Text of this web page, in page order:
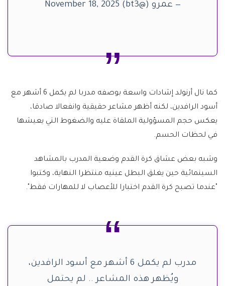
— عمرو (@bt3) November 18, 2025
كما نال أرنولد إشادات واسعة بوصفه مدربا لم يكمل 6 أشهر مع
أسود الرافدين، لكنه أظهر مشاعر حقيقية وانفعالا صادقا،
يعكس حجم المسؤولية الملقاة عليه والضغوط التي يعيشها
في لحظات الحسم.
وشبه بعض عشاق كرة القدم وضعية المدرب بالمشاهد
السينمائية حين يغلق البطل عينيه منتظرا النهاية، وكتبوا
"عندما تصبح كرة القدم اختبارا للأعصاب لا للمهارات فقط".
مدرب لم يكمل 6 أشهر مع أسود الرافدين،
ويُظهر هذه المشاعر .. لم يحتمل